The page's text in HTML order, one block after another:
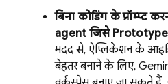
बिना कोडिंग के प्रॉम्प्ट
agent जिसे
मदद से, ऐप्लिकेशन के
बेहतर बनाने के लिए,